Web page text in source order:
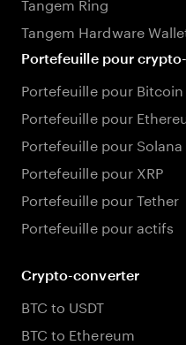
Tangem Hardware
Portefeuille pour
Portefeuille pour Bitcoin
Portefeuille pour
Portefeuille pour Solana
Portefeuille pour XRP
Portefeuille pour Tether
Portefeuille pour actifs
Crypto-converter
BTC to USDT
BTC to Ethereum